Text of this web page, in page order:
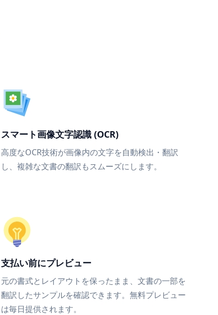
スマート画像文字認識 (OCR)
高度なOCR技術が画像内の文字を自動検出・翻訳
し、複雑な文書の翻訳もスムーズにします。
支払い前にプレビュー
元の書式とレイアウトを保ったまま、文書の一部を
翻訳したサンプルを確認できます。無料プレビュー
は毎日提供されます。